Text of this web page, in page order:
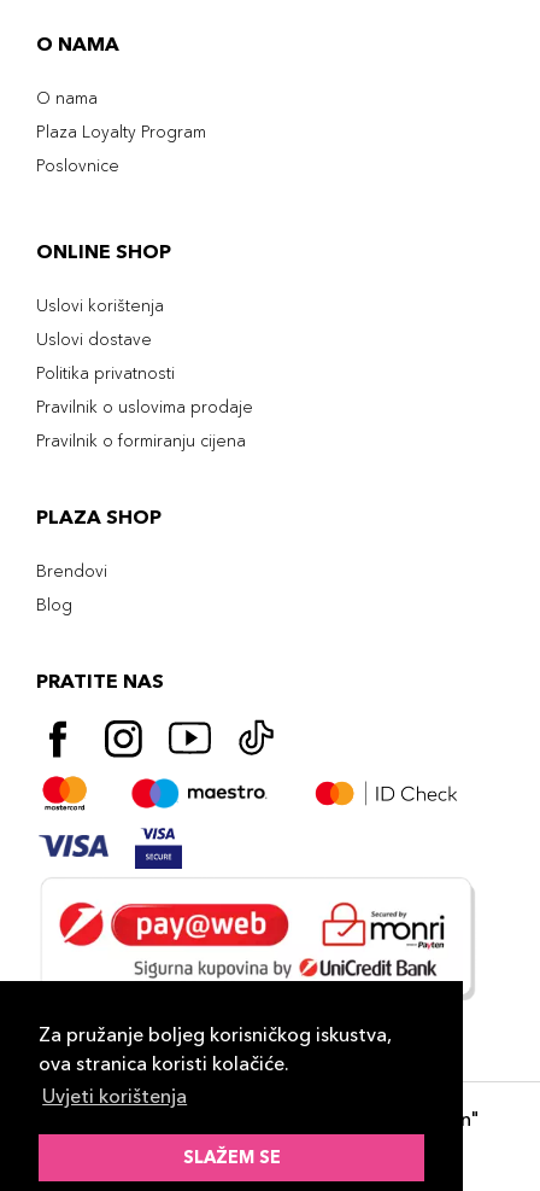
Za pružanje boljeg korisničkog iskustva,
ova stranica koristi kolačiće.
Uvjeti korištenja
SLAŽEM SE
O NAMA
O nama
Plaza Loyalty Program
Poslovnice
ONLINE SHOP
Uslovi korištenja
Uslovi dostave
Politika privatnosti
Pravilnik o uslovima prodaje
Pravilnik o formiranju cijena
PLAZA SHOP
Brendovi
Blog
PRATITE NAS
- "DP Lux Distribution"
d.o.o. Banja Luka
ID-S Consulting d.o.o. Sarajevo